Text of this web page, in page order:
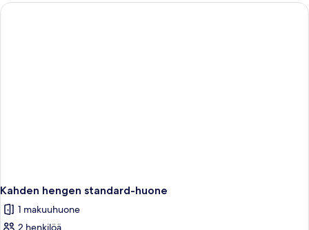
Kahden hengen standard-huone
1 makuuhuone
2 henkilöä